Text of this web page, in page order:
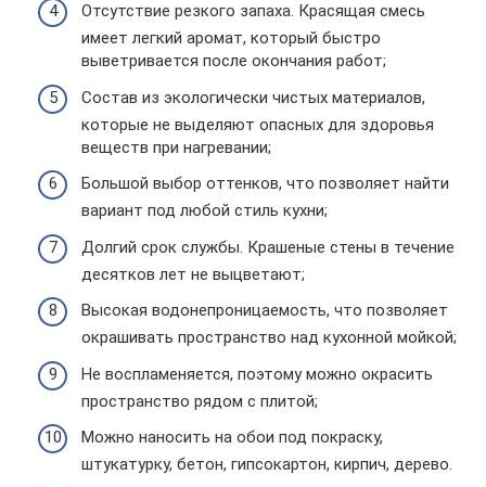
Отсутствие резкого запаха. Красящая смесь
имеет легкий аромат, который быстро
выветривается после окончания работ;
Состав из экологически чистых материалов,
которые не выделяют опасных для здоровья
веществ при нагревании;
Большой выбор оттенков, что позволяет найти
вариант под любой стиль кухни;
Долгий срок службы. Крашеные стены в течение
десятков лет не выцветают;
Высокая водонепроницаемость, что позволяет
окрашивать пространство над кухонной мойкой;
Не воспламеняется, поэтому можно окрасить
пространство рядом с плитой;
Можно наносить на обои под покраску,
штукатурку, бетон, гипсокартон, кирпич, дерево.